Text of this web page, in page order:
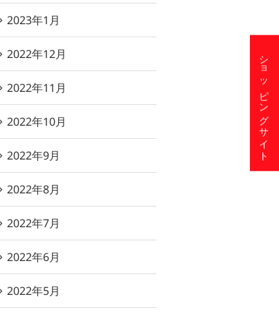
2023年1月
2022年12月
2022年11月
2022年10月
2022年9月
2022年8月
2022年7月
2022年6月
2022年5月
ショッピングサイト